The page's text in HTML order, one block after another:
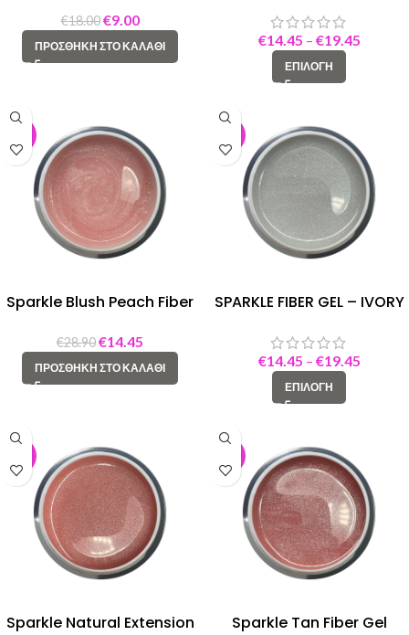
€18.00 €9.00
ΠΡΟΣΘΉΚΗ ΣΤΟ ΚΑΛΆΘΙ €14.45 – €19.45
ΕΠΙΛΟΓΉ
Sparkle Blush Peach Fiber
€28.90€14.45
ΠΡΟΣΘΉΚΗ ΣΤΟ ΚΑΛΆΘΙ
SPARKLE FIBER GEL – IVORY
€14.45 – €19.45
ΕΠΙΛΟΓΉ
Sparkle Natural Extension
Sparkle Tan Fiber Gel